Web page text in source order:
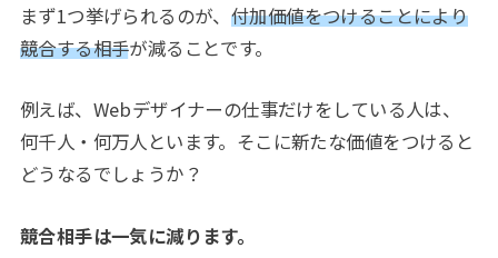
まず1つ挙げられるのが、 付加価値をつけることにより
競合する相手が減ることです。
例えば、Webデザイナーの仕事だけをしている人は、
何千人・何万人といます。そこに新たな価値をつけると
どうなるでしょうか？
競合相手は一気に減ります。